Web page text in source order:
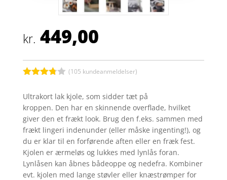
kr. 449,00
3.7ud
af 5
baseret
på
kundebed
ømmels
er
(105 kundeanmeldelser)
Ultrakort lak kjole, som sidder tæt på
kroppen. Den har en skinnende overflade, hvilket
giver den et frækt look. Brug den f.eks. sammen med
frækt lingeri indenunder (eller måske ingenting!), og
du er klar til en forførende aften eller en fræk fest.
Kjolen er ærmeløs og lukkes med lynlås foran.
Lynlåsen kan åbnes bådeoppe og nedefra. Kombiner
evt. kjolen med lange støvler eller knæstrømper for